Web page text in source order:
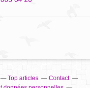
Top articles
Contact